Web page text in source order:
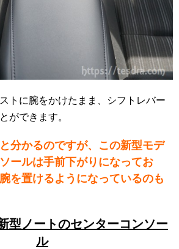
トに腕をかけたまま、シフトレバー
ができます。
分かるのですが、この新型モデ
ールは手前下がりになってお
を置けるようになっているのも
型ノートのセンターコンソー
ル